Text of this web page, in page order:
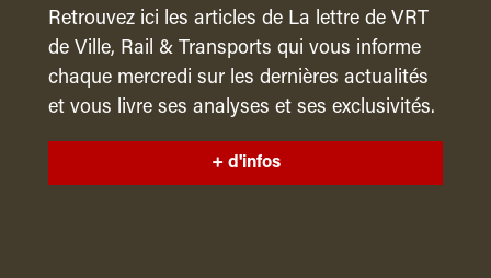
Retrouvez ici les articles de La lettre de VRT
de Ville, Rail & Transports qui vous informe
chaque mercredi sur les dernières actualités
et vous livre ses analyses et ses exclusivités.
+ d'infos